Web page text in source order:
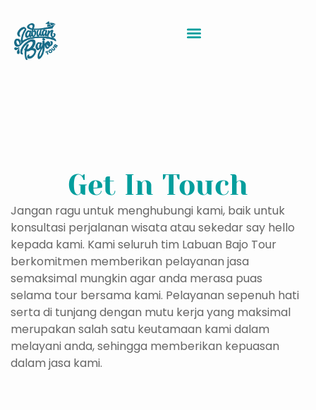
Get In Touch
Jangan ragu untuk menghubungi kami, baik untuk
konsultasi perjalanan wisata atau sekedar say hello
kepada kami. Kami seluruh tim Labuan Bajo Tour
berkomitmen memberikan pelayanan jasa
semaksimal mungkin agar anda merasa puas
selama tour bersama kami. Pelayanan sepenuh hati
serta di tunjang dengan mutu kerja yang maksimal
merupakan salah satu keutamaan kami dalam
melayani anda, sehingga memberikan kepuasan
dalam jasa kami.